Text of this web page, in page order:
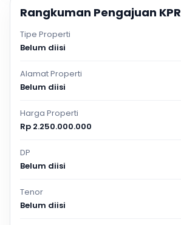
Rangkuman Pengajuan KPR
Tipe Properti
Belum diisi
Alamat Properti
Belum diisi
Harga Properti
Rp 2.250.000.000
DP
Belum diisi
Tenor
Belum diisi